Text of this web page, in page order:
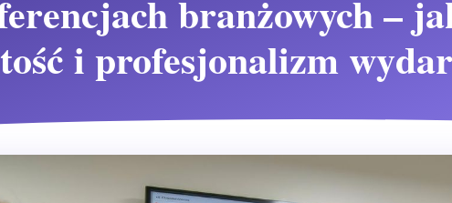
branżowych –
i profesjonalizm